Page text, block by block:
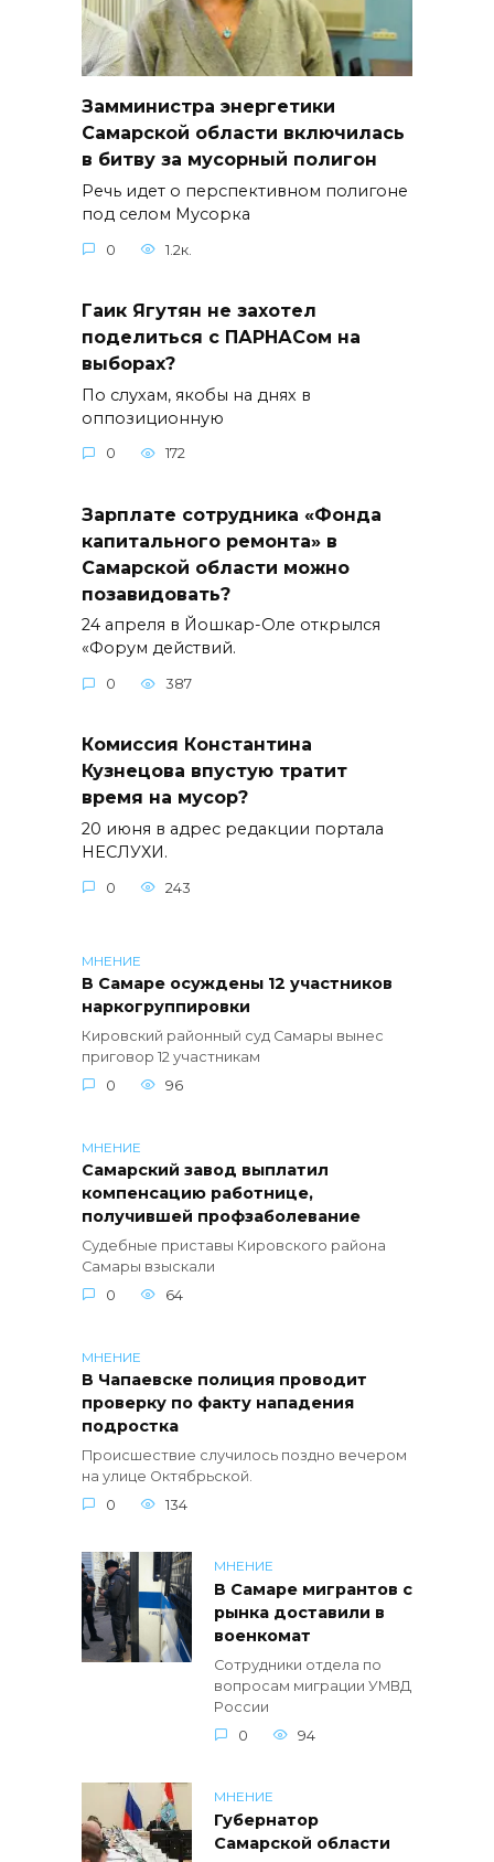
Замминистра энергетики
Самарской области включилась
в битву за мусорный полигон
Речь идет о перспективном полигоне
под селом Мусорка
0 1.2к.
Гаик Ягутян не захотел
поделиться с ПАРНАСом на
выборах?
По слухам, якобы на днях в
оппозиционную
0 172
Зарплате сотрудника «Фонда
капитального ремонта» в
Самарской области можно
позавидовать?
24 апреля в Йошкар-Оле открылся
«Форум действий.
0 387
Комиссия Константина
Кузнецова впустую тратит
время на мусор?
20 июня в адрес редакции портала
НЕСЛУХИ.
0 243
МНЕНИЕ
В Самаре осуждены 12 участников
наркогруппировки
Кировский районный суд Самары вынес
приговор 12 участникам
0
96
МНЕНИЕ
Самарский завод выплатил
компенсацию работнице,
получившей профзаболевание
Судебные приставы Кировского района
Самары взыскали
0
64
МНЕНИЕ
В Чапаевске полиция проводит
проверку по факту нападения
подростка
Происшествие случилось поздно вечером
на улице Октябрьской.
0
134
МНЕНИЕ
В Самаре мигрантов с
рынка доставили в
военкомат
Сотрудники отдела по
вопросам миграции УМВД
России
0
94
МНЕНИЕ
Губернатор
Самарской области